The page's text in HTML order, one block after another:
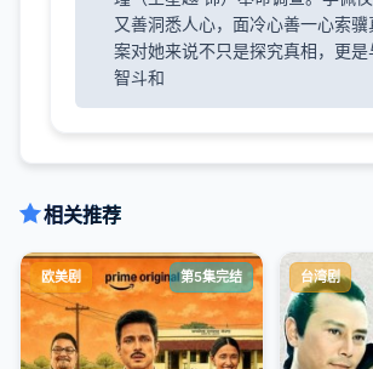
又善洞悉人心，面冷心善一心索
案对她来说不只是探究真相，更是
智斗和
相关推荐
欧美剧 第5集完结 台湾剧